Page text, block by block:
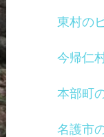
東村の
今帰仁
本部町
名護市